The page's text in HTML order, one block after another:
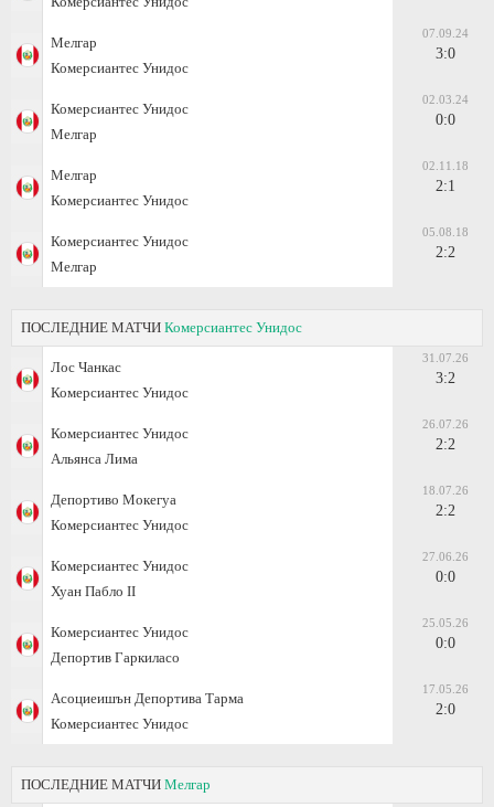
Мелгар
Комерсиантес Унидос
07.09.24
3:0
Комерсиантес Унидос
Мелгар
02.03.24
0:0
Мелгар
Комерсиантес Унидос
02.11.18
2:1
Комерсиантес Унидос
Мелгар
05.08.18
2:2
ПОСЛЕДНИЕ МАТЧИ Комерсиантес Унидос
Лос Чанкас
Комерсиантес Унидос
31.07.26
3:2
Комерсиантес Унидос
Альянса Лима
26.07.26
2:2
Депортиво Мокегуа
Комерсиантес Унидос
18.07.26
2:2
Комерсиантес Унидос
Хуан Пабло II
27.06.26
0:0
Комерсиантес Унидос
Депортив Гаркиласо
25.05.26
0:0
Асоциеишън Депортива Тарма
Комерсиантес Унидос
17.05.26
2:0
ПОСЛЕДНИЕ МАТЧИ Мелгар